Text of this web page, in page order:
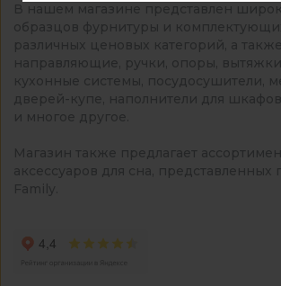
В нашем магазине представлен
образцов фурнитуры и
различных ценовых категорий, а
направляющие, ручки, опоры,
кухонные системы, посудосушители,
дверей-купе, наполнители для
и многое другое.
Магазин также предлагает
аксессуаров для сна,
Family.